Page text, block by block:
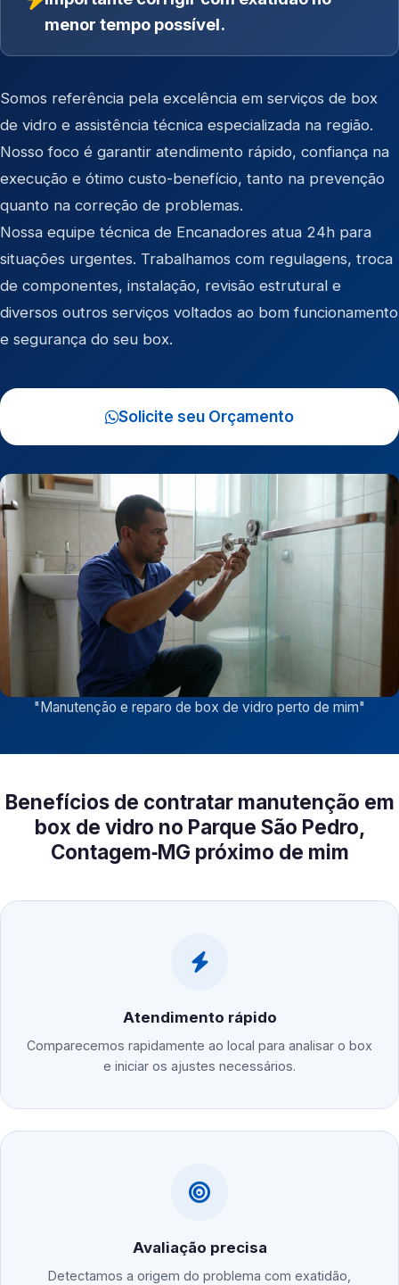
menor tempo possível.
Somos referência pela excelência em serviços de box
de vidro e assistência técnica especializada na região.
Nosso foco é garantir atendimento rápido, confiança na
execução e ótimo custo-benefício, tanto na prevenção
quanto na correção de problemas.
Nossa equipe técnica de Encanadores atua 24h para
situações urgentes. Trabalhamos com regulagens, troca
de componentes, instalação, revisão estrutural e
diversos outros serviços voltados ao bom funcionamento
e segurança do seu box.
Solicite seu Orçamento
"Manutenção e reparo de box de vidro perto de mim"
Benefícios de contratar manutenção em
box de vidro no Parque São Pedro,
Contagem‑MG próximo de mim
Atendimento rápido
Comparecemos rapidamente ao local para analisar o box
e iniciar os ajustes necessários.
Avaliação precisa
Detectamos a origem do problema com exatidão,